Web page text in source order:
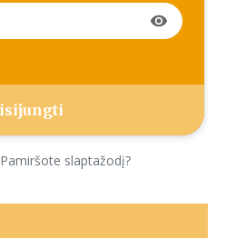
visibility
Pamiršote slaptažodį?